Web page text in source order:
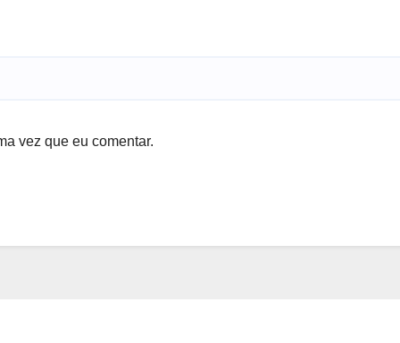
vez que eu comentar.